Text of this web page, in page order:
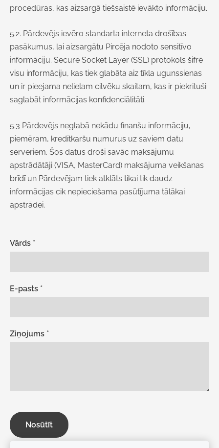
procedūras, kas aizsargā tiešsaistē ievākto informāciju.
5.2. Pārdevējs ievēro standarta interneta drošības
pasākumus, lai aizsargātu Pircēja nodoto sensitīvo
informāciju. Secure Socket Layer (SSL) protokols šifrē
visu informāciju, kas tiek glabāta aiz tīkla ugunssienas
un ir pieejama nelielam cilvēku skaitam, kas ir piekrituši
saglabāt informācijas konfidenciālitāti.
5.3 Pārdevējs neglabā nekādu finanšu informāciju,
piemēram, kredītkaršu numurus uz saviem datu
serveriem. Šos datus droši savāc maksājumu
apstrādātāji (VISA, MasterCard) maksājuma veikšanas
brīdī un Pārdevējam tiek atklāts tikai tik daudz
informācijas cik nepieciešama pasūtījuma tālākai
apstrādei.
Vārds *
E-pasts *
Ziņojums *